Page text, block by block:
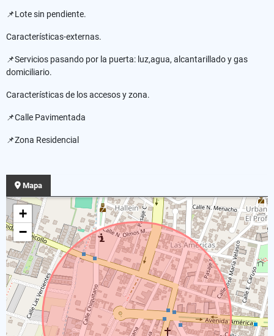
📌Lote sin pendiente.
Características-externas.
📌Servicios pasando por la puerta: luz,agua, alcantarillado y gas
domiciliario.
Características de los accesos y zona.
📌Calle Pavimentada
📌Zona Residencial
Mapa
+
−